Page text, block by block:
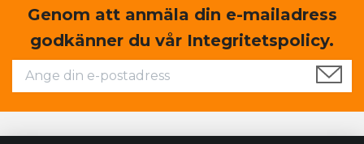
Genom att anmäla din e-mailadress
godkänner du vår Integritetspolicy.